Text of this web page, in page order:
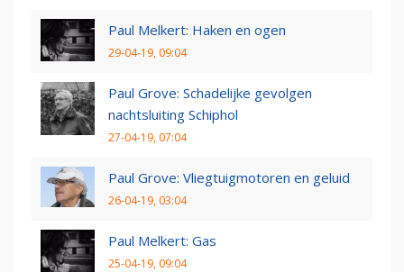
Paul Melkert: Haken en ogen
29-04-19, 09:04
Paul Grove: Schadelijke gevolgen
nachtsluiting Schiphol
27-04-19, 07:04
Paul Grove: Vliegtuigmotoren en geluid
26-04-19, 03:04
Paul Melkert: Gas
25-04-19, 09:04